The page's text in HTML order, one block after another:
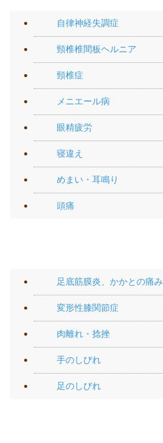
自律神経失調症
頸椎椎間板ヘルニア
頸椎症
メニエール病
眼精疲労
寝違え
めまい・耳鳴り
頭痛
足底筋膜炎、かかとの痛み
変形性膝関節症
肉離れ・捻挫
手のしびれ
足のしびれ